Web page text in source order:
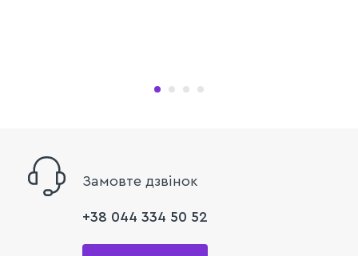
Замовте дзвінок
+38 044 334 50 52